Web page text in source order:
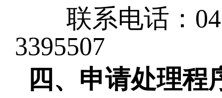
联系电话：
3395507
四、申请处理程